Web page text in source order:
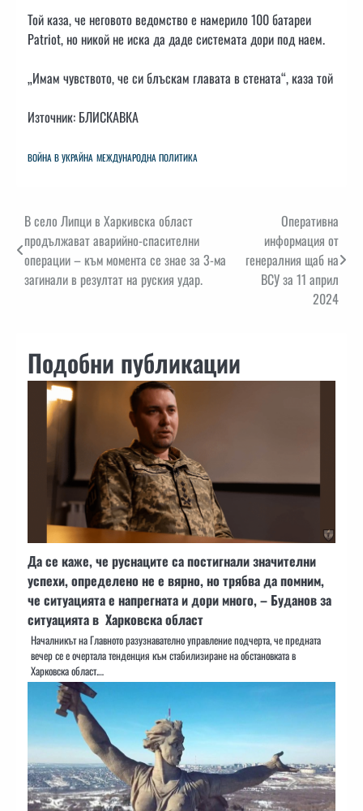
Той каза, че неговото ведомство е намерило 100 батареи
Patriot, но никой не иска да даде системата дори под наем.
„Имам чувството, че си блъскам главата в стената“, каза той
Източник: БЛИСКАВКА
ВОЙНА В УКРАЙНА МЕЖДУНАРОДНА ПОЛИТИКА
Навигация
В село Липци в Харкивска област
продължават аварийно-спасителни
операции – към момента се знае за 3-ма
загинали в резултат на руския удар.
Оперативна
информация от
генералния щаб на
ВСУ за 11 април
2024
Подобни публикации
Да се ​​каже, че руснаците са постигнали значителни
успехи, определено не е вярно, но трябва да помним,
че ситуацията е напрегната и дори много, – Буданов за
ситуацията в Харковска област
Началникът на Главното разузнавателно управление подчерта, че предната
вечер се е очертала тенденция към стабилизиране на обстановката в
Харковска област.…